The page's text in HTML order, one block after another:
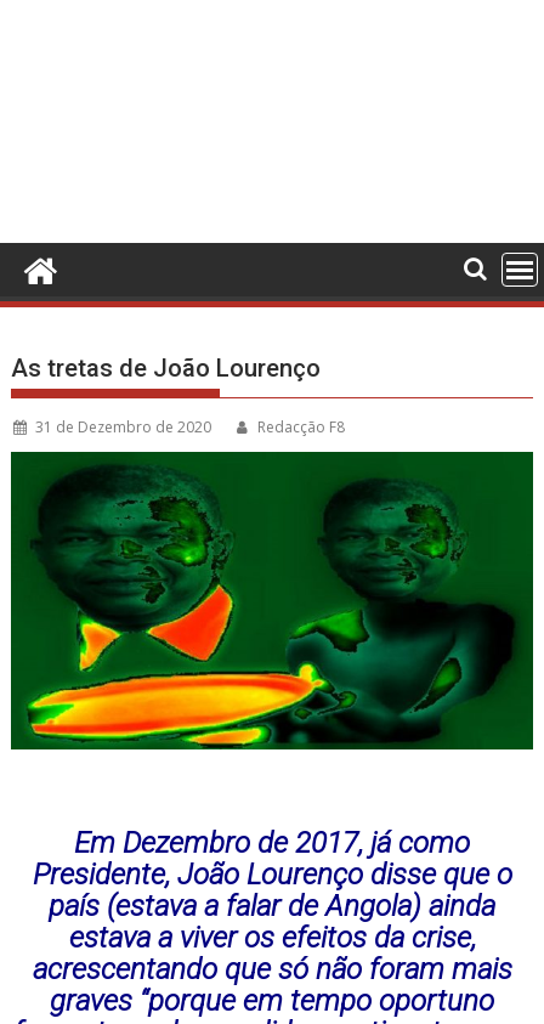
As tretas de João Lourenço
31 de Dezembro de 2020 Redacção F8
Em Dezembro de 2017, já como
Presidente, João Lourenço disse que o
país (estava a falar de Angola) ainda
estava a viver os efeitos da crise,
acrescentando que só não foram mais
graves “porque em tempo oportuno